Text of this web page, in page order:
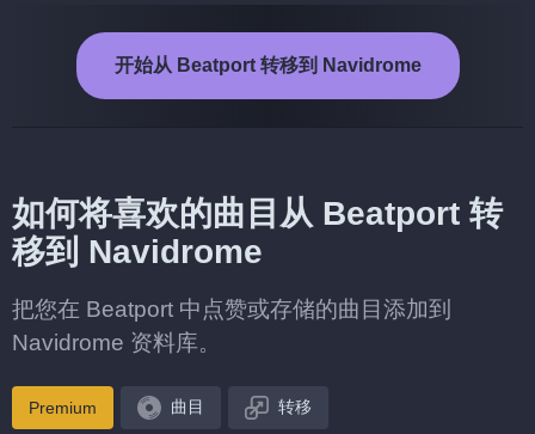
开始从 Beatport 转移到 Navidrome
如何将喜欢的曲目从 Beatport 转
移到 Navidrome
把您在 Beatport 中点赞或存储的曲目添加到
Navidrome 资料库。
Premium 曲目 转移